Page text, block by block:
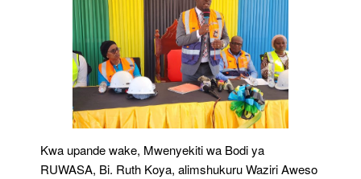
Kwa upande wake, Mwenyekiti wa Bodi ya
RUWASA, Bi. Ruth Koya, alimshukuru Waziri Aweso